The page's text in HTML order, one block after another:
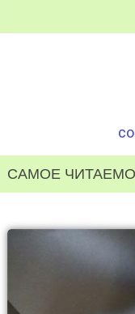
САМОЕ